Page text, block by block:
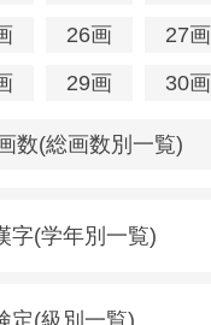
26画
27画
29画 30画
数(総画数別一覧)
字(学年別一覧)
定(級別一覧)